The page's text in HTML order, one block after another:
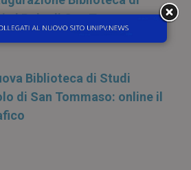
al Polo di San Tommaso
Biblioteca di Studi
di San Tommaso: online il